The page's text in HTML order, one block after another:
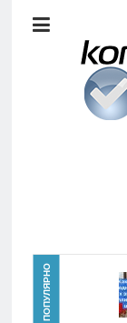
анализ
Видео
Главная
Новости
ПОПУЛЯРНО